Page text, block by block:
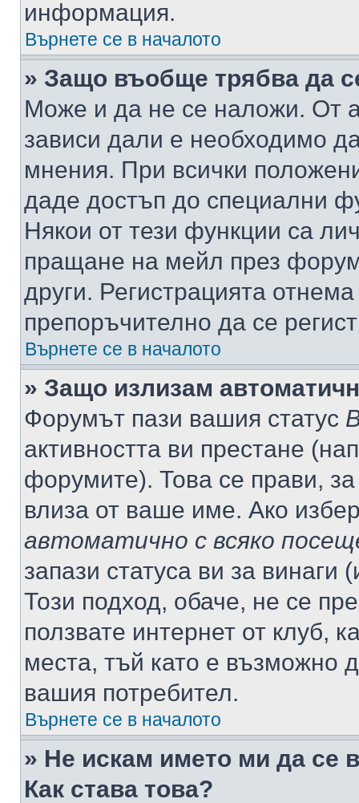
информация.
Върнете се в началото
» Защо въобще трябва да
Може и да не се наложи. От
зависи дали е необходимо
мнения. При всички
даде достъп до специални
Някои от тези функции са
пращане на мейл през
други. Регистрацията
препоръчително да се
Върнете се в началото
» Защо излизам
Форумът пази вашия статус
активността ви престане
форумите). Това се прави,
влиза от ваше име. Ако
автоматично с всяко
запази статуса ви за винаги
Този подход, обаче, не се
ползвате интернет от клуб,
места, тъй като е възможно
вашия потребител.
Върнете се в началото
» Не искам името ми да се
Как става това?